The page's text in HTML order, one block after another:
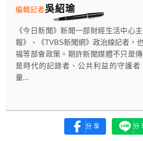
吳紹瑜
編輯記者
《今日新聞》新聞一部財經生活中心
報》、《TVBS新聞網》政治線記者，
福等部會政策。期許新聞媒體不只是
是時代的記錄者、公共利益的守護者
量...
分享 分